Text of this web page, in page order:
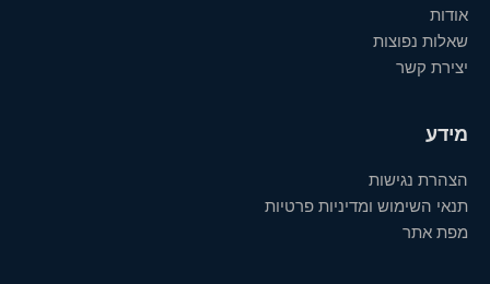
אודות
שאלות נפוצות
יצירת קשר
מידע
הצהרת נגישות
תנאי השימוש ומדיניות פרטיות
מפת אתר